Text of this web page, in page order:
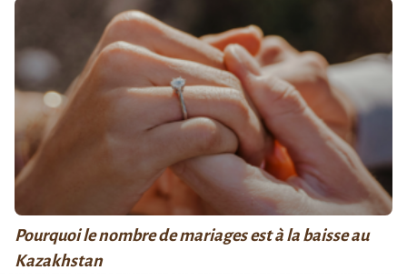
Pourquoi le nombre de mariages est à la baisse au
Kazakhstan